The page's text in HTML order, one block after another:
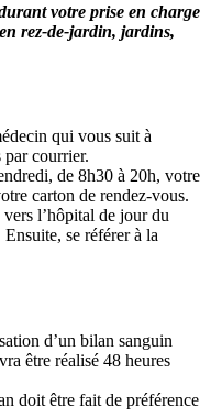
votre prise en charge
rez-de-jardin, jardins,
qui vous suit à
par courrier.
de 8h30 à 20h, votre
carton de rendez-vous.
l’hôpital de jour du
se référer à la
d’un bilan sanguin
être réalisé 48 heures
doit être fait de préférence